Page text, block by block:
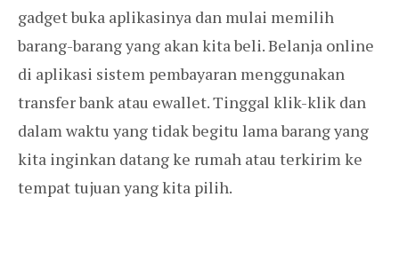
gadget buka aplikasinya dan mulai memilih
barang-barang yang akan kita beli. Belanja online
di aplikasi sistem pembayaran menggunakan
transfer bank atau ewallet. Tinggal klik-klik dan
dalam waktu yang tidak begitu lama barang yang
kita inginkan datang ke rumah atau terkirim ke
tempat tujuan yang kita pilih.